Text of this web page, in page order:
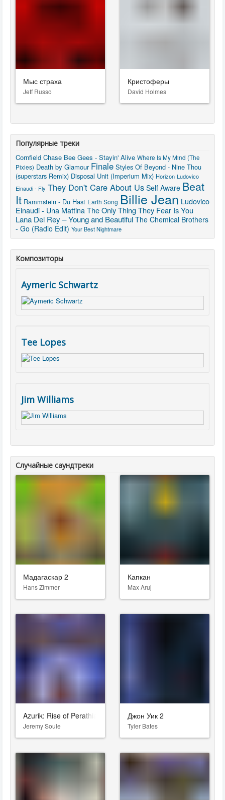
Мыс страха
Jeff Russo
Кристоферы
David Holmes
Популярные треки
Cornfield Chase Bee Gees - Stayin' Alive Where Is My Mind (The
Pixies) Death by Glamour Finale Styles Of Beyond - Nine Thou
(superstars Remix) Disposal Unit (Imperium Mix) Horizon Ludovico
Einaudi - Fly They Don't Care About Us Self Aware Beat
It Rammstein - Du Hast Earth Song Billie Jean Ludovico
Einaudi - Una MattinaThe Only Thing They Fear Is You
Lana Del Rey – Young and Beautiful The Chemical Brothers
- Go (Radio Edit) Your Best Nightmare
Композиторы
Aymeric Schwartz
Tee Lopes
Jim Williams
Случайные саундтреки
Мадагаскар 2
Hans Zimmer
Капкан
Max Aruj
Azurik: Rise of Perathia
Jeremy Soule
Джон Уик 2
Tyler Bates